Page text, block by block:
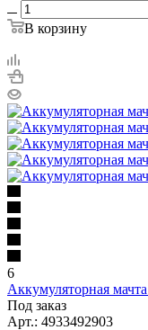
В корзину
6
Аккумуляторная
Под заказ
Арт.: 4933492903